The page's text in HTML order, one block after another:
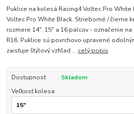
Puklice na kolesá Racing4 Voltec Pro White
Voltec Pro White Black. Strieborné / čierne
rozmere 14", 15" a 16 palcov - označenie
R16. Puklice sú povrchovo upravené
zaisťuje štýlový vzhľad ... celý popis
Dostupnosť
Skladom
Veľkosť kolesa